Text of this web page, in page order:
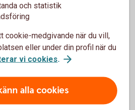
kan komma att
du ska betala om du till
i annan valuta än lånet. Lånet
lämnas i form av pant i
och statistik
cookie-medgivande när du vill,
eller under din profil när du
vi cookies.
alla cookies